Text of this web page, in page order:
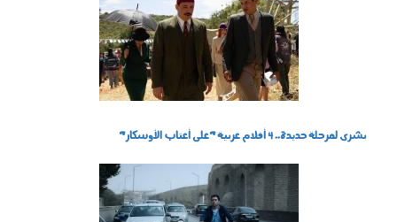
بشرى لمرحلة جديدة.. 4 أفلام عربية "على أعتاب الأوسكار"